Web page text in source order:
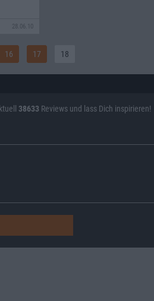
28.06.10
16 17 18
38633 Reviews und lass Dich inspirieren!